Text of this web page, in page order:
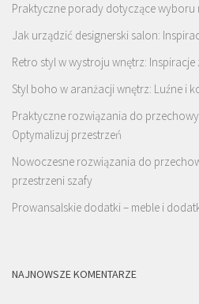
Praktyczne porady dotyczące wyboru
Jak urządzić designerski salon:
Retro styl w wystroju wnętrz: Inspiracje
Styl boho w aranżacji wnętrz: Luźne i
Praktyczne rozwiązania do
Optymalizuj przestrzeń
Nowoczesne rozwiązania do
przestrzeni szafy
Prowansalskie dodatki – meble i
NAJNOWSZE KOMENTARZE